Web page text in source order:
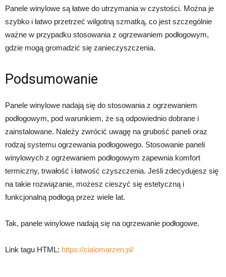
Panele winylowe są łatwe do utrzymania w czystości. Można je
szybko i łatwo przetrzeć wilgotną szmatką, co jest szczególnie
ważne w przypadku stosowania z ogrzewaniem podłogowym,
gdzie mogą gromadzić się zanieczyszczenia.
Podsumowanie
Panele winylowe nadają się do stosowania z ogrzewaniem
podłogowym, pod warunkiem, że są odpowiednio dobrane i
zainstalowane. Należy zwrócić uwagę na grubość paneli oraz
rodzaj systemu ogrzewania podłogowego. Stosowanie paneli
winylowych z ogrzewaniem podłogowym zapewnia komfort
termiczny, trwałość i łatwość czyszczenia. Jeśli zdecydujesz się
na takie rozwiązanie, możesz cieszyć się estetyczną i
funkcjonalną podłogą przez wiele lat.
Tak, panele winylowe nadają się na ogrzewanie podłogowe.
Link tagu HTML: https://cialomarzen.pl/